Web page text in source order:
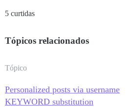
5 curtidas
Tópicos relacionados
Tópico
Personalized posts via username
KEYWORD substitution